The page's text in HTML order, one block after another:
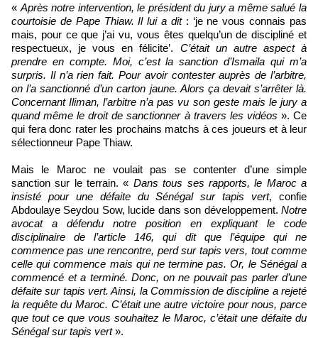
« Après notre intervention, le président du jury a même salué la
courtoisie de Pape Thiaw. Il lui a dit : ‘je ne vous connais pas
mais, pour ce que j’ai vu, vous êtes quelqu’un de discipliné et
respectueux, je vous en félicite’. C’était un autre aspect à
prendre en compte. Moi, c’est la sanction d’Ismaila qui m’a
surpris. Il n’a rien fait. Pour avoir contester auprès de l’arbitre,
on l’a sanctionné d’un carton jaune. Alors ça devait s’arrêter là.
Concernant Iliman, l’arbitre n’a pas vu son geste mais le jury a
quand même le droit de sanctionner à travers les vidéos ». Ce
qui fera donc rater les prochains matchs à ces joueurs et à leur
sélectionneur Pape Thiaw.
Mais le Maroc ne voulait pas se contenter d’une simple
sanction sur le terrain. « Dans tous ses rapports, le Maroc a
insisté pour une défaite du Sénégal sur tapis vert, confie
Abdoulaye Seydou Sow, lucide dans son développement. Notre
avocat a défendu notre position en expliquant le code
disciplinaire de l’article 146, qui dit que l’équipe qui ne
commence pas une rencontre, perd sur tapis vers, tout comme
celle qui commence mais qui ne termine pas. Or, le Sénégal a
commencé et a terminé. Donc, on ne pouvait pas parler d’une
défaite sur tapis vert. Ainsi, la Commission de discipline a rejeté
la requête du Maroc. C’était une autre victoire pour nous, parce
que tout ce que vous souhaitez le Maroc, c’était une défaite du
Sénégal sur tapis vert».